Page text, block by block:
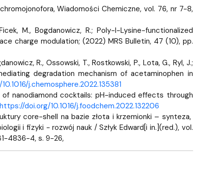
Wiadomości Chemiczne, vol. 76, nr 7-8,
M., Bogdanowicz, R.; Poly-l-Lysine-functionalized
charge modulation; (2022) MRS Bulletin, 47 (10), pp.
R., Ossowski, T., Rostkowski, P., Lota, G., Ryl, J.;
degradation mechanism of acetaminophen in
j.chemosphere.2022.135381
of nanodiamond cocktails: pH-induced effects through
https://doi.org/10.1016/j.foodchem.2022.132206
core-shell na bazie złota i krzemionki – synteza,
i fizyki - rozwój nauk / Szłyk Edward[i in.](red.), vol.
4836-4, s. 9-26,